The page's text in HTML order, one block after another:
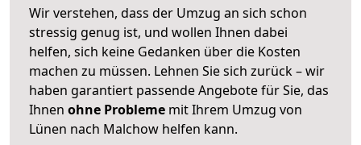
Wir verstehen, dass der Umzug an sich schon
stressig genug ist, und wollen Ihnen dabei
helfen, sich keine Gedanken über die Kosten
machen zu müssen. Lehnen Sie sich zurück – wir
haben garantiert passende Angebote für Sie, das
Ihnen ohne Probleme mit Ihrem Umzug von
Lünen nach Malchow helfen kann.